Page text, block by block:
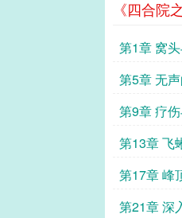
《四合院
第1章 窝
第5章 无
第9章 疗
第13章 飞
第17章 峰
第21章 深